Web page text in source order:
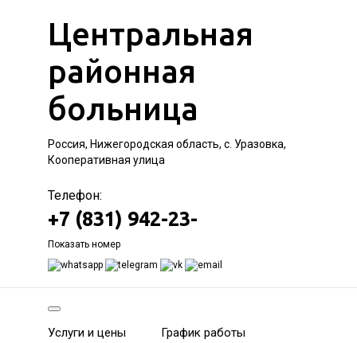
Центральная
районная
больница
Россия, Нижегородская область, с. Уразовка,
Кооперативная улица
Телефон:
+7 (831) 942-23-
Показать номер
Услуги и цены График работы